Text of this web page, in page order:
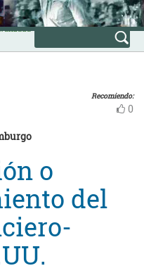
Recomiendo:
0
o
del